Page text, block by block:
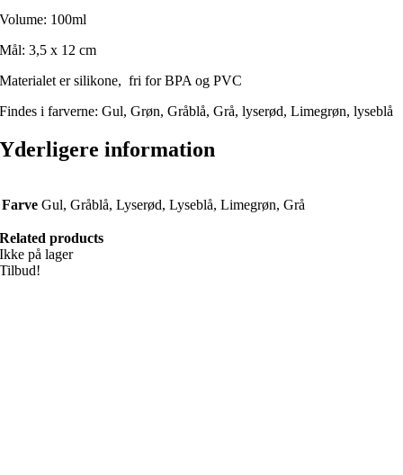
Volume: 100ml
Mål: 3,5 x 12 cm
Materialet er silikone, fri for BPA og PVC
Findes i farverne: Gul, Grøn, Gråblå, Grå, lyserød, Limegrøn, lyseblå
Yderligere information
Farve Gul, Gråblå, Lyserød, Lyseblå, Limegrøn, Grå
Related products
Ikke på lager
Tilbud!